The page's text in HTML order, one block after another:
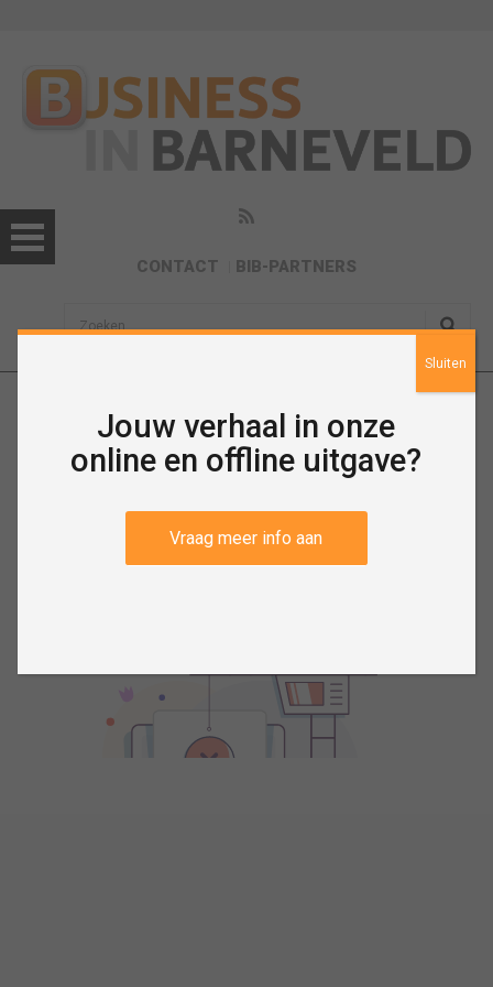
CONTACT BIB-PARTNERS
sisea.search
September 2020
Jouw verhaal in onze
online en offline uitgave?
Vraag meer info aan
Sluiten